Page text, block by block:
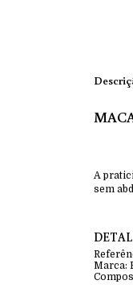
A
sem
Marca: